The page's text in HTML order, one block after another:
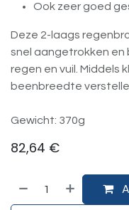
Ook zeer goed
Deze 2-laags
snel aangetrokken
regen en vuil. Middels
beenbreedte
Gewicht: 370g
82,64 €